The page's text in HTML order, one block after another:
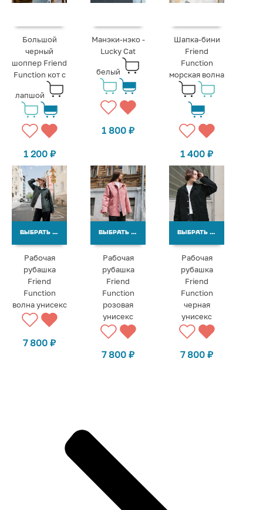
Большой
черный
шоппер Friend
Function кот с
лапшой
1 200 ₽
Манэки-нэко -
Lucky Cat
белый
1 800₽
Шапка-бини
Friend
Function
морская волна
1 400₽
ВЫБРАТЬ ВАРИАНТЫ
Рабочая
рубашка
Friend
Function
волна унисекс
7 800₽
ВЫБРАТЬ ВАРИАНТЫ
Рабочая
рубашка
Friend
Function
розовая
унисекс
7 800₽
ВЫБРАТЬ ВАРИАНТЫ
Рабочая
рубашка
Friend
Function
черная
унисекс
7 800₽